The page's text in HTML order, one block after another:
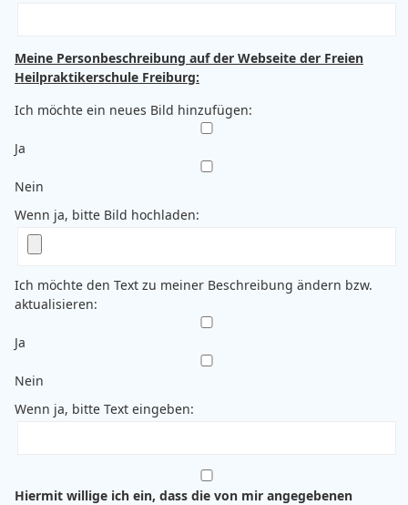
Meine Personbeschreibung auf der Webseite der Freien
Heilpraktikerschule Freiburg:
Ich möchte ein neues Bild hinzufügen:
Ja
Nein
Wenn ja, bitte Bild hochladen:
Ich möchte den Text zu meiner Beschreibung ändern bzw.
aktualisieren:
Ja
Nein
Wenn ja, bitte Text eingeben:
Hiermit willige ich ein, dass die von mir angegebenen